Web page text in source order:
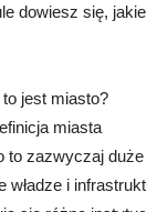
dowiesz się,
jest miasto?
miasta
to zazwyczaj
władze i